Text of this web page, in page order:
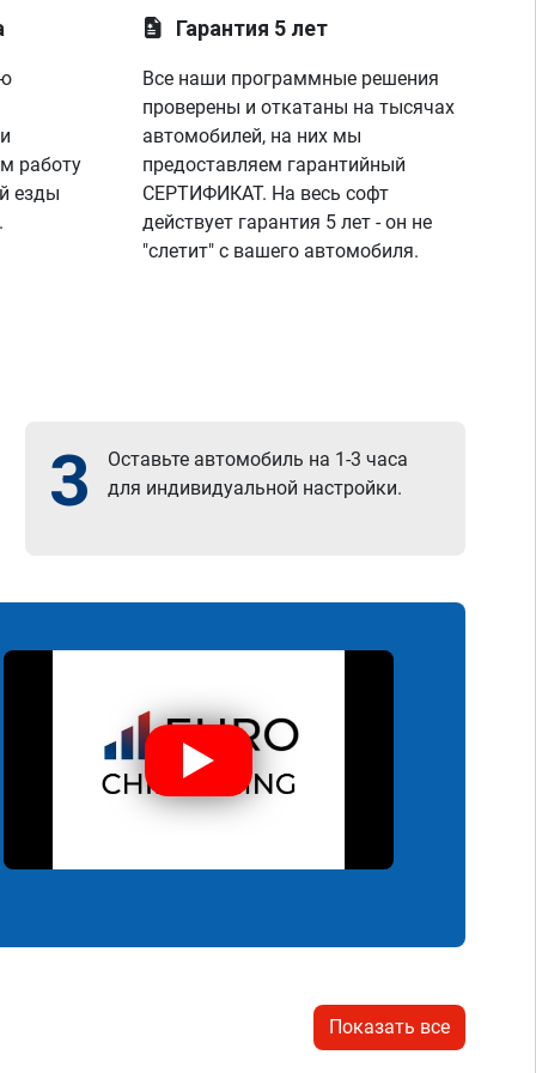
покатался,понаблюдал,радуюсь,заехал к
диагностику,глянули что всё нормально и
я поехал радостный,записавшись к ним
же на чип тюнинг,парни вы лучшие!
спасибо вашей команде за отличную
работу,сервис отличный, рекомендую!
всем добра)
работу
езды
Гарантия 5 лет
Все наши программные решения
проверены и откатаны на тысячах
автомобилей, на них мы
предоставляем гарантийный
СЕРТИФИКАТ. На весь софт
действует гарантия 5 лет - он не
"слетит" с вашего автомобиля.
3
Оставьте автомобиль на 1-3 часа
для индивидуальной настройки.
Показать все